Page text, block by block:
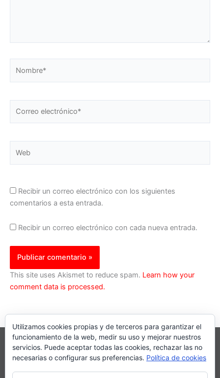
Recibir un correo electrónico con los siguientes
comentarios a esta entrada.
Recibir un correo electrónico con cada nueva entrada.
This site uses Akismet to reduce spam. Learn how your
comment data is processed.
Utilizamos cookies propias y de terceros para garantizar el
funcionamiento de la web, medir su uso y mejorar nuestros
servicios. Puede aceptar todas las cookies, rechazar las no
necesarias o configurar sus preferencias. Política de cookies